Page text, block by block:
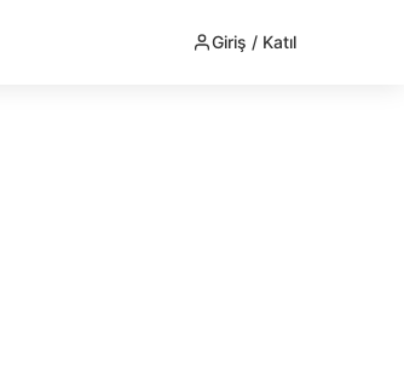
Giriş / Katıl